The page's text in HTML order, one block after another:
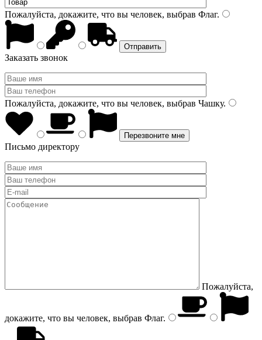
Пожалуйста, докажите, что вы человек, выбрав Флаг.
Заказать звонок
Пожалуйста, докажите, что вы человек, выбрав Чашку.
Письмо директору
Пожалуйста,
докажите, что вы человек, выбрав Флаг.